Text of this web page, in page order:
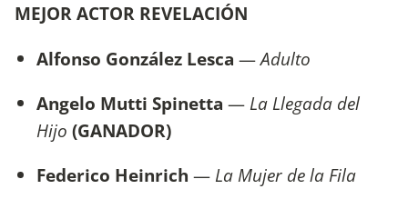
MEJOR ACTOR REVELACIÓN
Alfonso González Lesca —Adulto
Angelo Mutti Spinetta — La Llegada del
Hijo (GANADOR)
Federico Heinrich — La Mujer de la Fila